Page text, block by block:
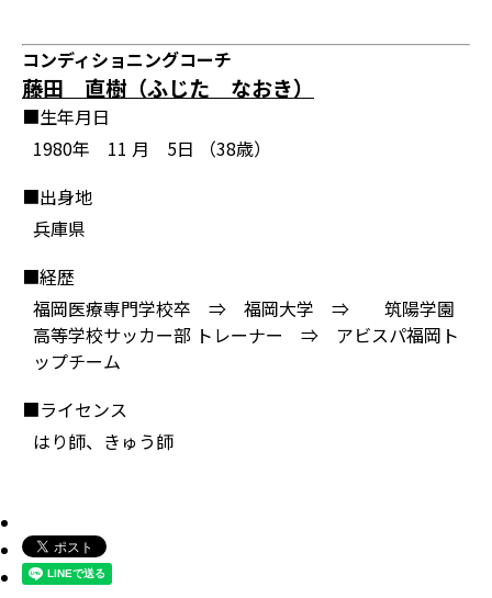
コンディショニングコーチ
藤田 直樹（ふじた なおき）
■生年月日
1980年 11 月 5日 （38歳）
■出身地
兵庫県
■経歴
福岡医療専門学校卒 ⇒ 福岡大学 ⇒ 筑陽学園
高等学校サッカー部 トレーナー ⇒ アビスパ福岡ト
ップチーム
■ライセンス
はり師、きゅう師